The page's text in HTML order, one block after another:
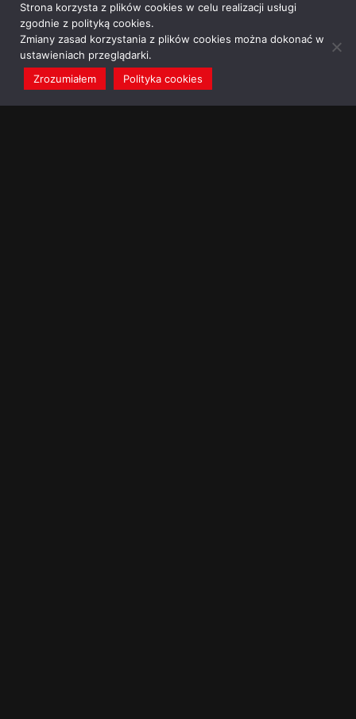
Strona korzysta z plików cookies w celu realizacji usługi
zgodnie z polityką cookies.
Zmiany zasad korzystania z plików cookies można dokonać w
ustawieniach przeglądarki.
Zrozumiałem
Polityka cookies